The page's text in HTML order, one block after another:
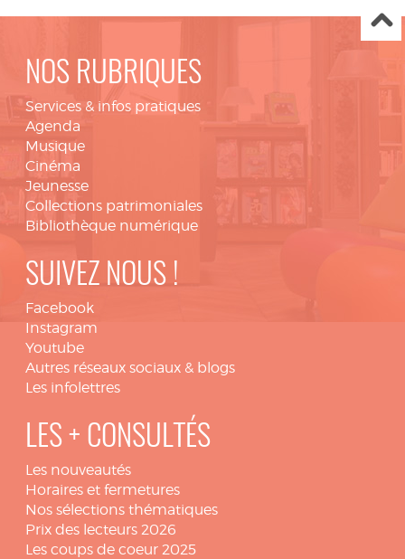
NOS RUBRIQUES
Services & infos pratiques
Agenda
Musique
Cinéma
Jeunesse
Collections patrimoniales
Bibliothèque numérique
SUIVEZ NOUS !
Facebook
Instagram
Youtube
Autres réseaux sociaux & blogs
Les infolettres
LES + CONSULTÉS
Les nouveautés
Horaires et fermetures
Nos sélections thématiques
Prix des lecteurs 2026
Les coups de coeur 2025